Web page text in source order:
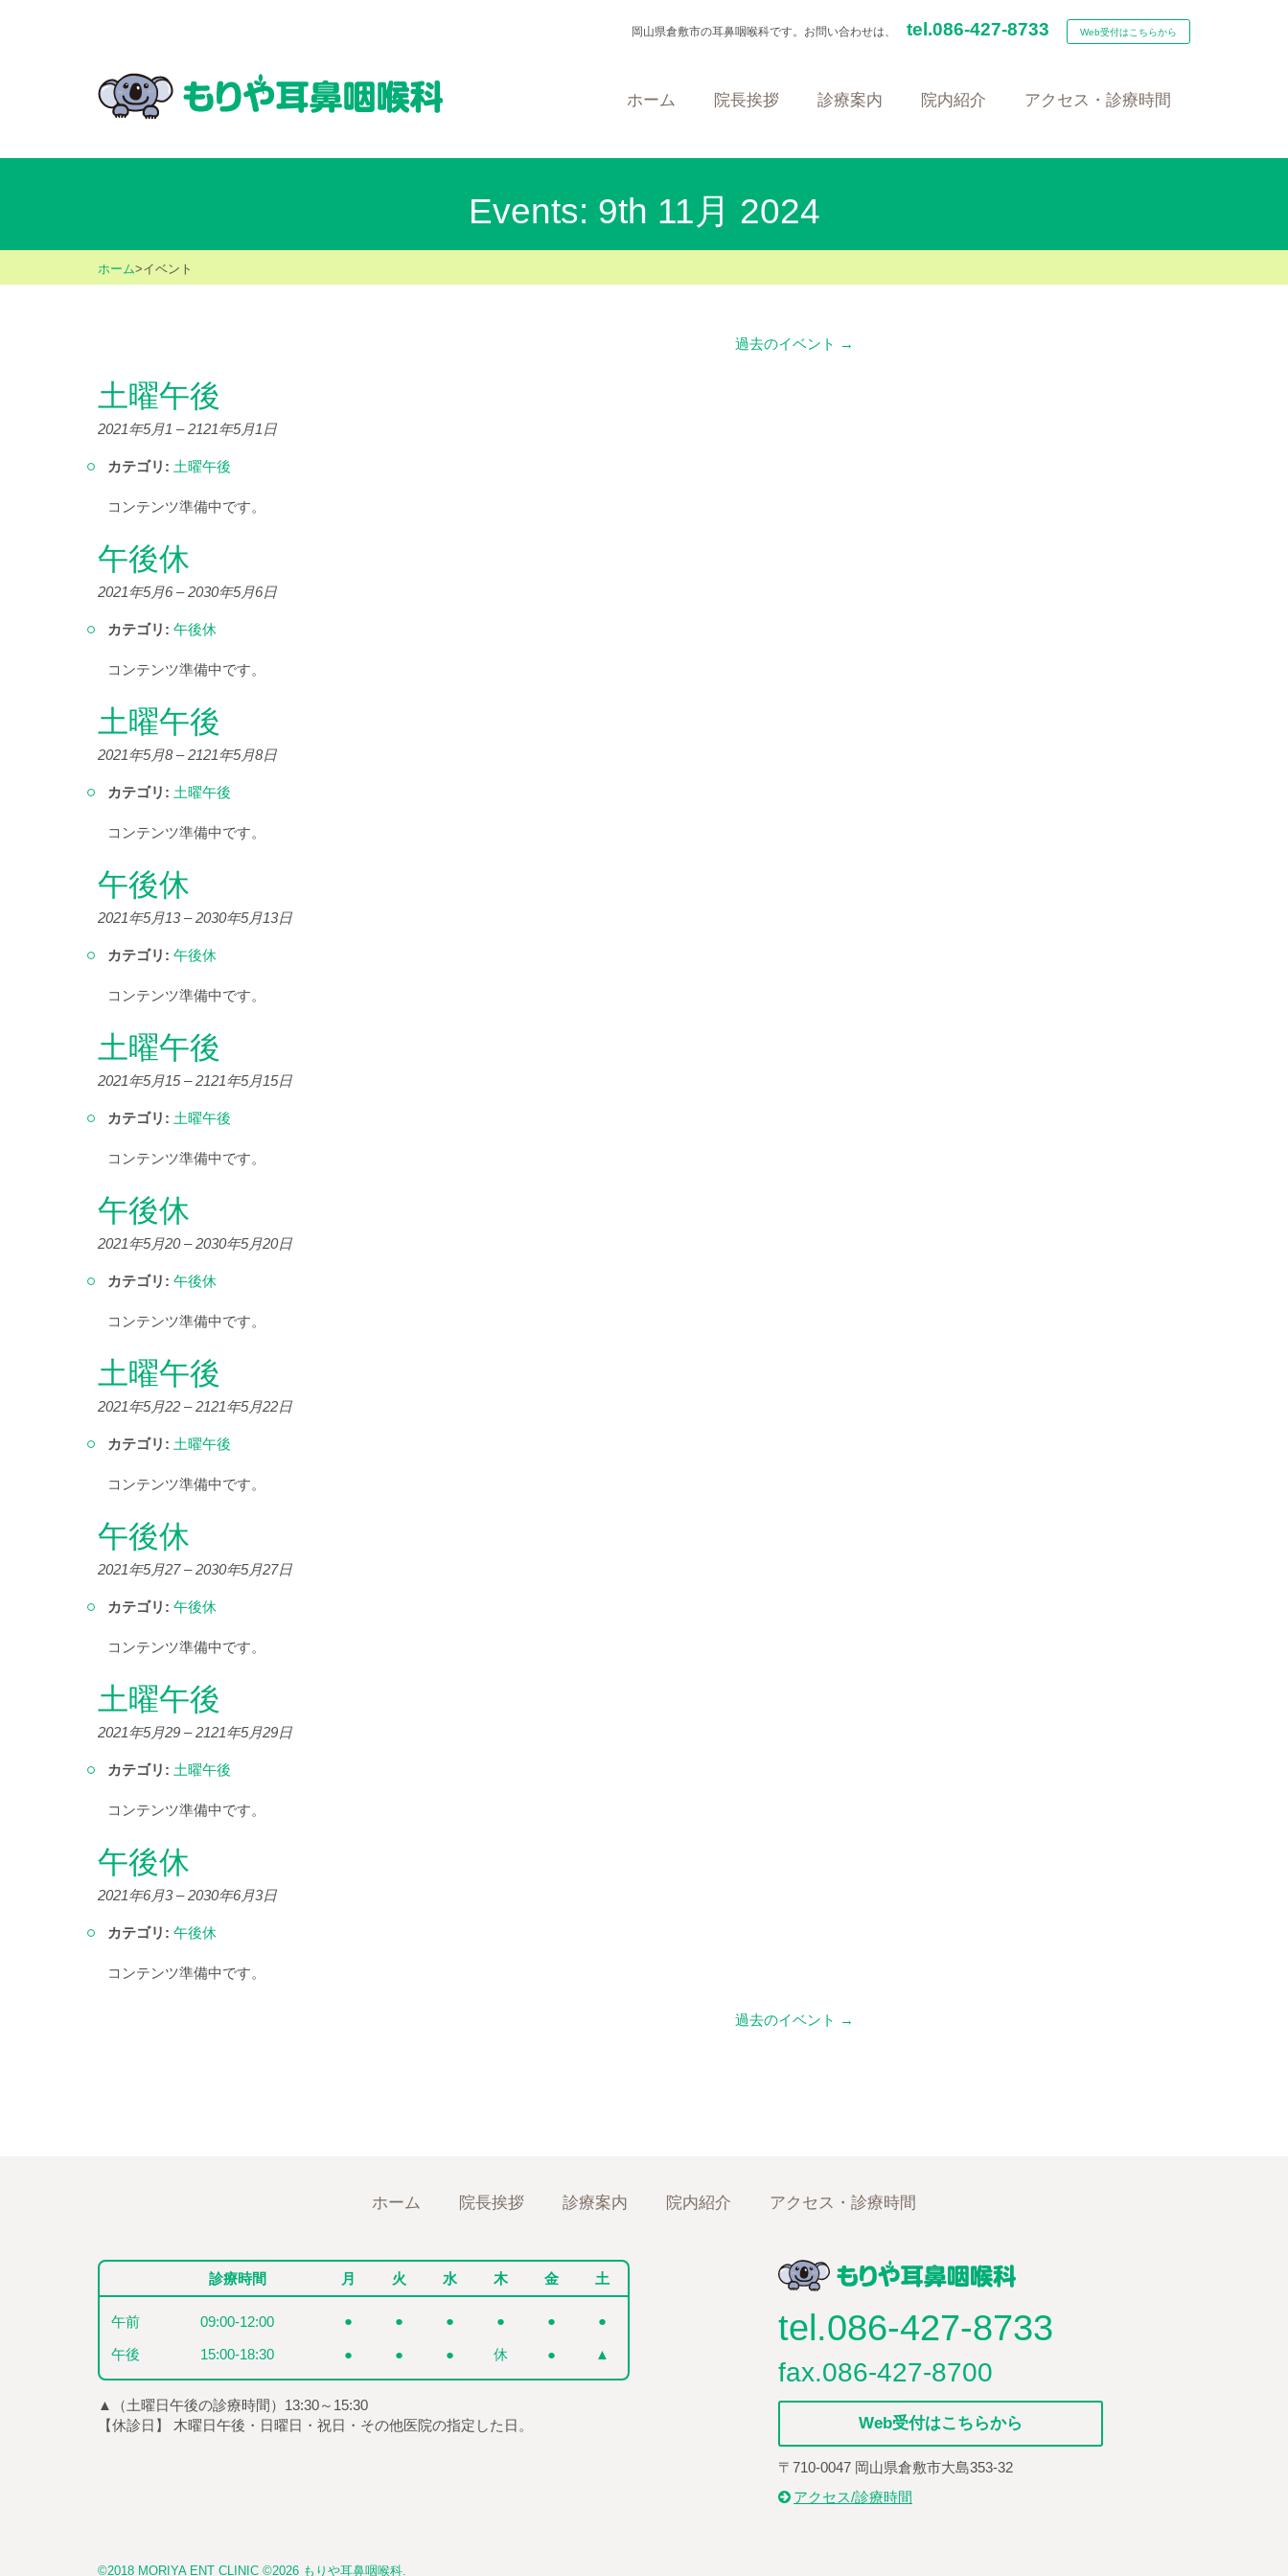
岡山県倉敷市の耳鼻咽喉科です。お問い合わせは、 tel.086-427-8733 Web受付はこちらから
ホーム 院長挨拶 診療案内 院内紹介 アクセス・診療時間
Events: 9th 11月 2024
ホーム>イベント
過去のイベント →
土曜午後
2021年5月1 –2121年5月1日
カテゴリ: 土曜午後
コンテンツ準備中です。
午後休
2021年5月6–2030年5月6日
カテゴリ: 午後休
コンテンツ準備中です。
土曜午後
2021年5月8–2121年5月8日
カテゴリ: 土曜午後
コンテンツ準備中です。
午後休
2021年5月13–2030年5月13日
カテゴリ: 午後休
コンテンツ準備中です。
土曜午後
2021年5月15–2121年5月15日
カテゴリ: 土曜午後
コンテンツ準備中です。
午後休
2021年5月20–2030年5月20日
カテゴリ: 午後休
コンテンツ準備中です。
土曜午後
2021年5月22 –2121年5月22日
カテゴリ: 土曜午後
コンテンツ準備中です。
午後休
2021年5月27–2030年5月27日
カテゴリ: 午後休
コンテンツ準備中です。
土曜午後
2021年5月29 –2121年5月29日
カテゴリ: 土曜午後
コンテンツ準備中です。
午後休
2021年6月3–2030年6月3日
カテゴリ: 午後休
コンテンツ準備中です。
過去のイベント →
ホーム 院長挨拶 診療案内 院内紹介 アクセス・診療時間
診療時間 月 火 水 木 金 土
午前 09:00-12:00 ● ● ● ● ● ●
午後 15:00-18:30 ● ● ● 休 ● ▲
▲（土曜日午後の診療時間）13:30～15:30
【休診日】 木曜日午後・日曜日・祝日・その他医院の指定した日。
tel.086-427-8733
fax.086-427-8700
Web受付はこちらから
〒710-0047 岡山県倉敷市大島353-32
アクセス/診療時間
©2018 MORIYA ENT CLINIC ©2026 もりや耳鼻咽喉科.